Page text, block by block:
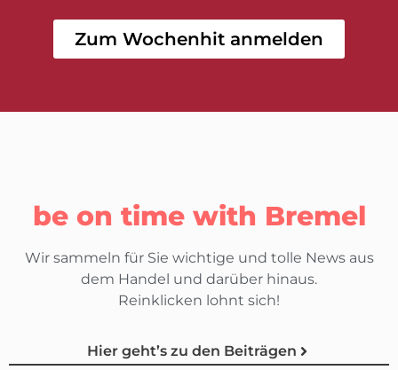
Zum Wochenhit anmelden
be on time with Bremel
Wir sammeln für Sie wichtige und tolle News aus
dem Handel und darüber hinaus.
Reinklicken lohnt sich!
Hier geht’s zu den Beiträgen